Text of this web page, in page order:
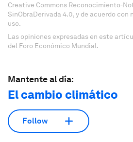
Creative Commons Reconocimiento-
SinObraDerivada 4.0, y de acuerdo con
uso.
Las opiniones expresadas en este
del Foro Económico Mundial.
Mantente al día:
El cambio climático
Follow